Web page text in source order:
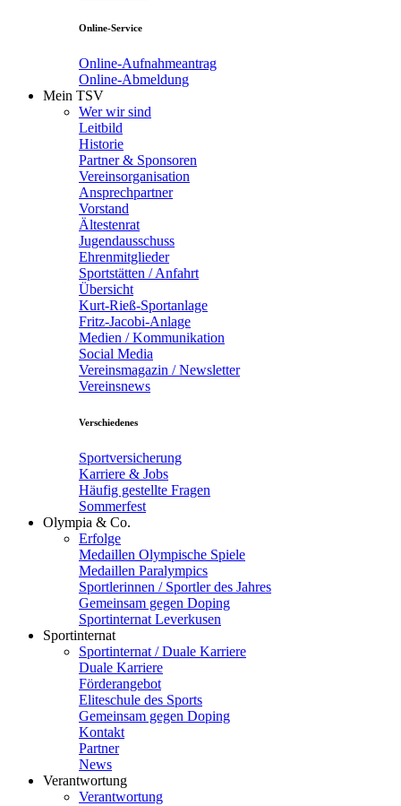
Online-Service
Online-Aufnahmeantrag
Online-Abmeldung
Mein TSV
Wer wir sind
Leitbild
Historie
Partner & Sponsoren
Vereinsorganisation
Ansprechpartner
Vorstand
Ältestenrat
Jugendausschuss
Ehrenmitglieder
Sportstätten / Anfahrt
Übersicht
Kurt-Rieß-Sportanlage
Fritz-Jacobi-Anlage
Medien / Kommunikation
Social Media
Vereinsmagazin / Newsletter
Vereinsnews
Verschiedenes
Sportversicherung
Karriere & Jobs
Häufig gestellte Fragen
Sommerfest
Olympia & Co.
Erfolge
Medaillen Olympische Spiele
Medaillen Paralympics
Sportlerinnen / Sportler des Jahres
Gemeinsam gegen Doping
Sportinternat Leverkusen
Sportinternat
Sportinternat / Duale Karriere
Duale Karriere
Förderangebot
Eliteschule des Sports
Gemeinsam gegen Doping
Kontakt
Partner
News
Verantwortung
Verantwortung